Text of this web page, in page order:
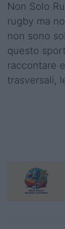
Non Solo
rugby ma
non sono
questo
raccontare
trasversali,